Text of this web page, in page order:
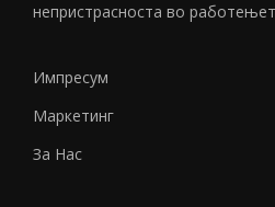
непристрасноста во
Импресум
Маркетинг
За Нас